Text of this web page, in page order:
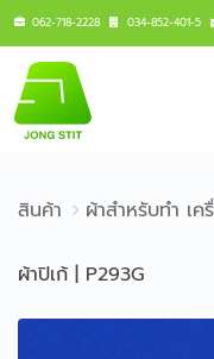
062-718-2228 034-852-401-5
สินค้า ผ้าสำหรับทำ เ
ผ้าปิเก้ | P293G